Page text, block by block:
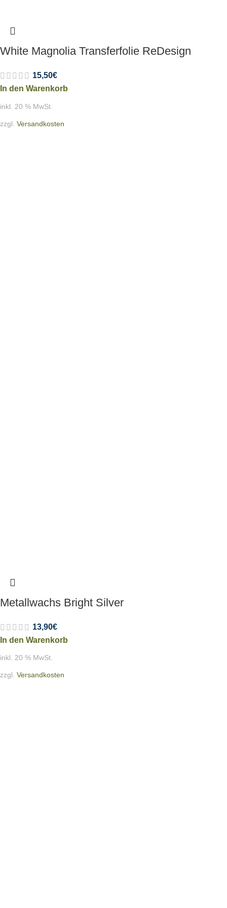
White Magnolia Transferfolie ReDesign
15,50€
In den Warenkorb
inkl. 20 % MwSt.
zzgl. Versandkosten
Metallwachs Bright Silver
13,90€
In den Warenkorb
inkl. 20 % MwSt.
zzgl. Versandkosten